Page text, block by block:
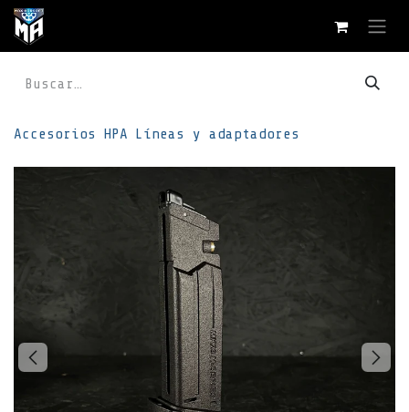
Ir al contenido
Accesorios HPA Líneas y adaptadores